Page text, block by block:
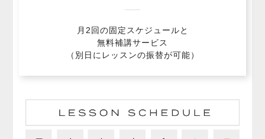
月2回の固定スケジュールと
無料補講サービス
（別日にレッスンの振替が可能）